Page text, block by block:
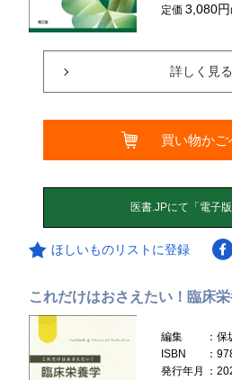
定価3,080円
詳しく見る
買い物かご
ほしいものリストに登録
これだけはおさえたい！臨床
編集
：
ISBN
：
発行年月
：